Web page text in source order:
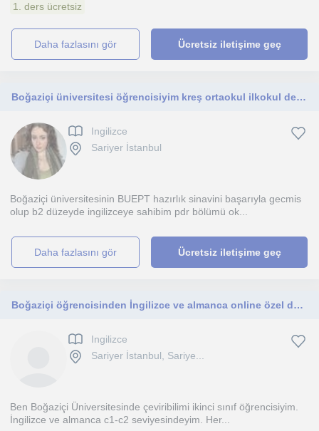
1. ders ücretsiz
daha fazlasını gör Ücretsiz iletişime geç
Boğaziçi üniversitesi öğrencisiyim kreş ortaokul ilkokul ders verebilirim
Ingilizce
Sariyer İstanbul
Boğaziçi üniversitesinin BUEPT hazırlık sinavini başarıyla gecmis
olup b2 düzeyde ingilizceye sahibim pdr bölümü ok...
daha fazlasını gör Ücretsiz iletişime geç
Boğaziçi öğrencisinden İngilizce ve almanca online özel ders
Ingilizce
Sariyer İstanbul, Sariye...
Ben Boğaziçi Üniversitesinde çeviribilimi ikinci sınıf öğrencisiyim.
İngilizce ve almanca c1-c2 seviyesindeyim. Her...